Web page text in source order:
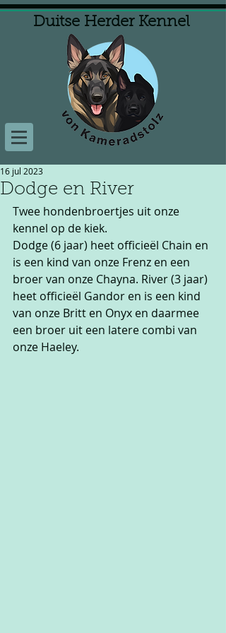
Duitse Herder Kennel
Dodge en River
16 jul 2023
Twee hondenbroertjes uit onze
kennel op de kiek.
Dodge (6 jaar) heet officieël Chain en
is een kind van onze Frenz en een
broer van onze Chayna. River (3 jaar)
heet officieël Gandor en is een kind
van onze Britt en Onyx en daarmee
een broer uit een latere combi van
onze Haeley.